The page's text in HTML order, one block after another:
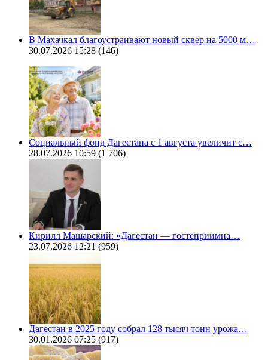
В Махачкал благоустраивают новый сквер на 5000 м…
30.07.2026 15:28 (146)
Социальный фонд Дагестана с 1 августа увеличит с…
28.07.2026 10:59 (1 706)
Кирилл Машарский: «Дагестан — гостеприимна…
23.07.2026 12:21 (959)
Дагестан в 2025 году собрал 128 тысяч тонн урожа…
30.01.2026 07:25 (917)